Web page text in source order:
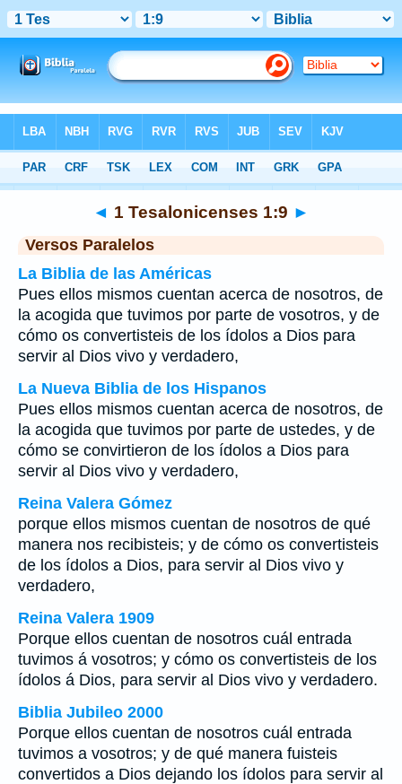
>1 Tesalonicenses >Capítulo 1 > Verso 9
◄ 1 Tesalonicenses 1:9 ►
Versos Paralelos
La Biblia de las Américas
Pues ellos mismos cuentan acerca de nosotros, de
la acogida que tuvimos por parte de vosotros, y de
cómo os convertisteis de los ídolos a Dios para
servir al Dios vivo y verdadero,
La Nueva Biblia de los Hispanos
Pues ellos mismos cuentan acerca de nosotros, de
la acogida que tuvimos por parte de ustedes, y de
cómo se convirtieron de los ídolos a Dios para
servir al Dios vivo y verdadero,
Reina Valera Gómez
porque ellos mismos cuentan de nosotros de qué
manera nos recibisteis; y de cómo os convertisteis
de los ídolos a Dios, para servir al Dios vivo y
verdadero,
Reina Valera 1909
Porque ellos cuentan de nosotros cuál entrada
tuvimos á vosotros; y cómo os convertisteis de los
ídolos á Dios, para servir al Dios vivo y verdadero.
Biblia Jubileo 2000
Porque ellos cuentan de nosotros cuál entrada
tuvimos a vosotros; y de qué manera fuisteis
convertidos a Dios dejando los ídolos para servir al